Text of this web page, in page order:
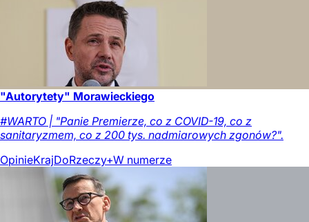
"Autorytety" Morawieckiego
#WARTO | "Panie Premierze, co z COVID-19, co z
sanitaryzmem, co z 200 tys. nadmiarowych zgonów?".
OpinieKrajDoRzeczy+W numerze